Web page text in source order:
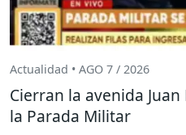
Actualidad • AGO 7 / 2026
Cierran la avenida
la Parada Militar